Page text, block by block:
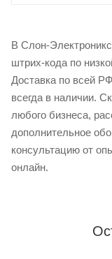
В Слон-
штрих-кода по
Доставка по всей
всегда в наличии.
любого бизнеса,
дополнительное
консультацию от
онлайн.